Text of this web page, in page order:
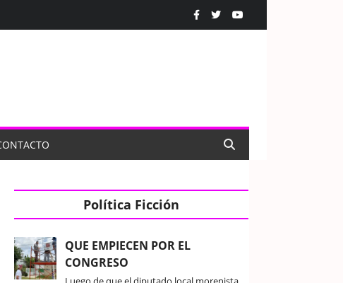
Política Ficción
QUE EMPIECEN POR EL
CONGRESO